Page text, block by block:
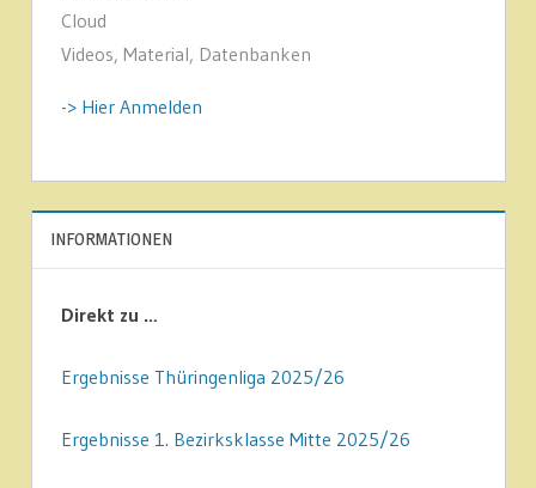
Cloud
Videos, Material, Datenbanken
-> Hier Anmelden
INFORMATIONEN
Direkt zu …
Ergebnisse Thüringenliga 2025/26
Ergebnisse 1. Bezirksklasse Mitte 2025/26